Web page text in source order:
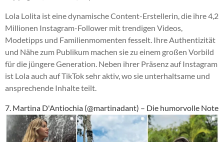
Lola Lolita ist eine dynamische Content-Erstellerin, die ihre 4,2
Millionen Instagram-Follower mit trendigen Videos,
Modetipps und Familienmomenten fesselt. Ihre Authentizität
und Nähe zum Publikum machen sie zu einem großen Vorbild
für die jüngere Generation. Neben ihrer Präsenz auf Instagram
ist Lola auch auf TikTok sehr aktiv, wo sie unterhaltsame und
ansprechende Inhalte teilt.
7. Martina D'Antiochia (@martinadant) – Die humorvolle Note